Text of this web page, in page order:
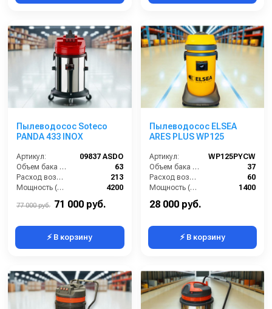
Пылеводосос Soteco
PANDA 433 INOX
Артикул:
09837 ASDO
Объем бака (л):
63
Расход воздуха (л/сек):
213
Мощность (Вт):
4200
77 000 руб. 71 000 руб.
⚡ В корзину
Пылеводосос ELSEA
ARES PLUS WP125
Артикул:
WP125PYCW
Объем бака (л):
37
Расход воздуха (л/сек):
60
Мощность (Вт):
1400
Напряжение (В):
28 000 руб.
⚡ В корзину